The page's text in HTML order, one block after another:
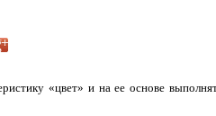
«цвет» и на ее основе